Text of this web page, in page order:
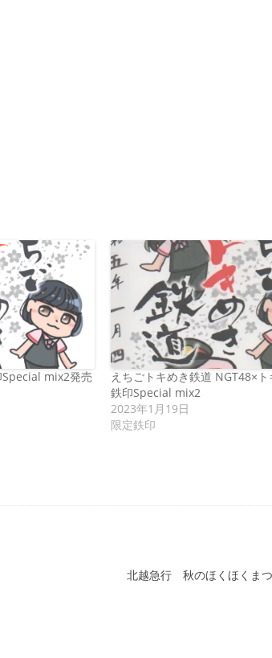
Special mix2発売
えちごトキめき鉄道 NGT48×
鉄印Special mix2
2023年1月19日
限定鉄印
北越急行 秋のほくほくま